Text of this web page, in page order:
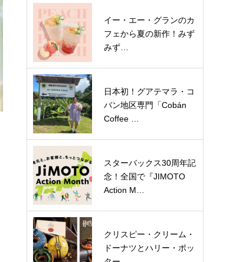
イー・エー・グランのカ
フェから夏の新作！みず
みず…
日本初！グアテマラ・コ
バン地区専門「Cobán
Coffee …
スターバックス30周年記
念！全国で『JIMOTO
Action M…
クリスピー・クリーム・
ドーナツとハリー・ポッ